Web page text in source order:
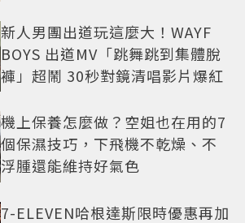
新人男團出道玩這麼大！WAYF
BOYS 出道MV「跳舞跳到集體脫
褲」超鬧 30秒對鏡清唱影片爆紅
機上保養怎麼做？空姐也在用的7
個保濕技巧，下飛機不乾燥、不
浮腫還能維持好氣色
7-ELEVEN哈根達斯限時優惠再加